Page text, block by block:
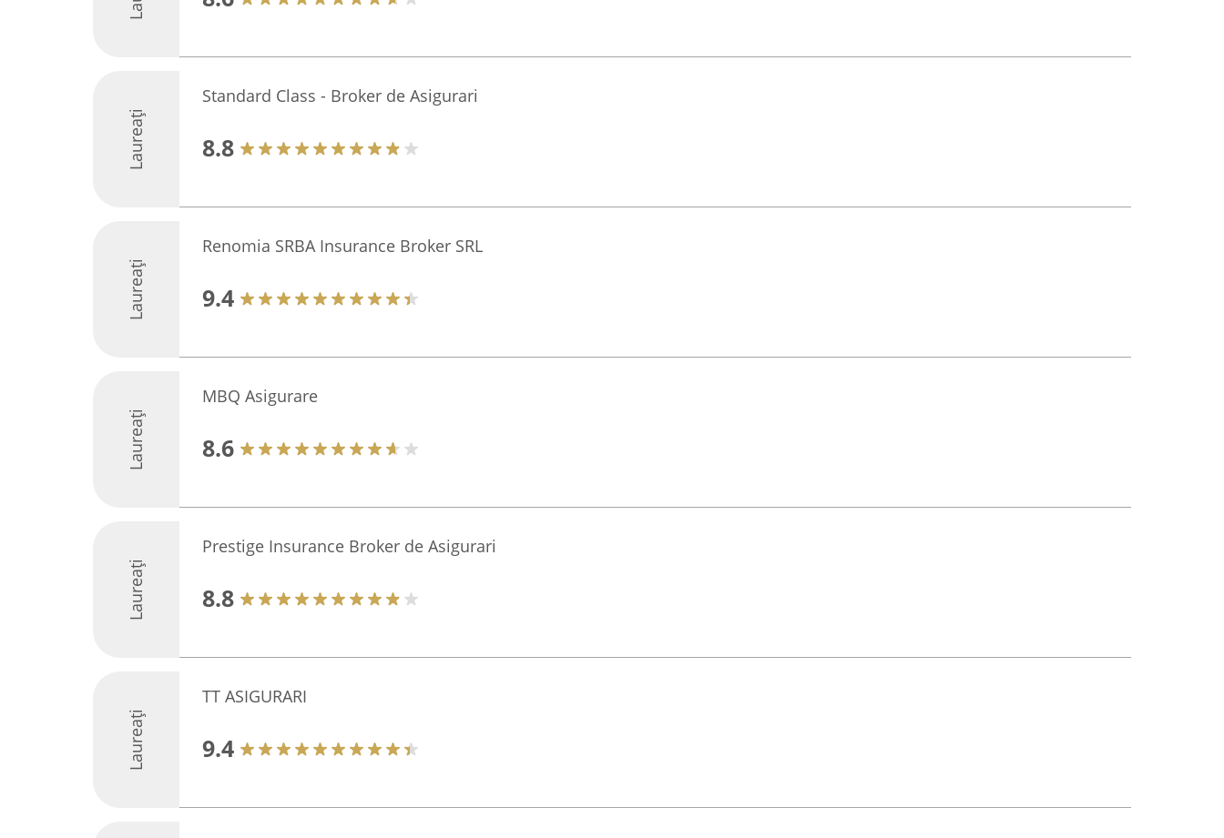
Laureați
Standard Class - Broker de Asigurari
8.8
Laureați
Renomia SRBA Insurance Broker SRL
9.4
Laureați
MBQ Asigurare
8.6
Laureați
Prestige Insurance Broker de Asigurari
8.8
Laureați
TT ASIGURARI
9.4